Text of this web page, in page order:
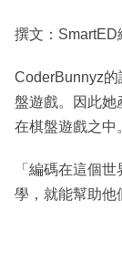
撰文：SmartED
CoderBunnyz
盤遊戲。因此她
在棋盤遊戲之中
「編碼在這個
學，就能幫助他